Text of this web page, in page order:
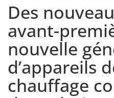
Des
avant-
nouvelle
d’appareils
chauffage